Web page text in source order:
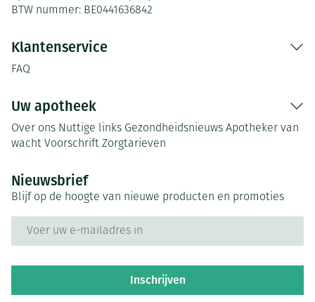
BTW nummer: BE0441636842
Klantenservice
FAQ
Uw apotheek
Over ons Nuttige links Gezondheidsnieuws Apotheker van
wacht Voorschrift Zorgtarieven
Nieuwsbrief
Blijf op de hoogte van nieuwe producten en promoties
Inschrijven